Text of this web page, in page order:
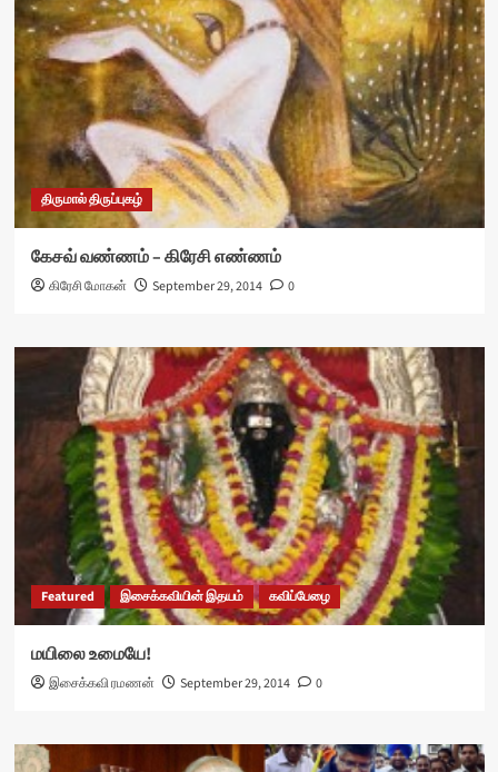
திருமால் திருப்புகழ்
கேசவ் வண்ணம் – கிரேசி எண்ணம்
கிரேசி மோகன் September 29, 2014 0
Featured இசைக்கவியின் இதயம் கவிப்பேழை
மயிலை உமையே!
இசைக்கவி ரமணன் September 29, 2014 0